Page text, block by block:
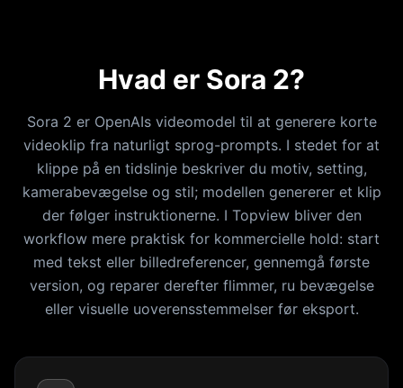
Hvad er Sora 2?
Sora 2 er OpenAIs videomodel til at generere korte
videoklip fra naturligt sprog-prompts. I stedet for at
klippe på en tidslinje beskriver du motiv, setting,
kamerabevægelse og stil; modellen genererer et klip
der følger instruktionerne. I Topview bliver den
workflow mere praktisk for kommercielle hold: start
med tekst eller billedreferencer, gennemgå første
version, og reparer derefter flimmer, ru bevægelse
eller visuelle uoverensstemmelser før eksport.